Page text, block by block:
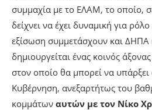
συμμαχία με το ΕΛΑΜ, το οποίο,
δείχνει να έχει δυναμική για
εξίσωση συμμετάσχουν και ΔΗΠΑ
δημιουργείται ένας κοινός
στον οποίο θα μπορεί να
Κυβέρνηση, ανεξαρτήτως του
κομμάτων αυτών με τον Νίκο